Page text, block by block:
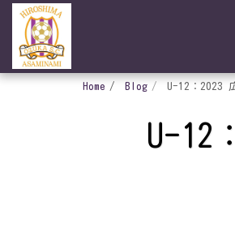
Home Blog U-12：2023
U-12